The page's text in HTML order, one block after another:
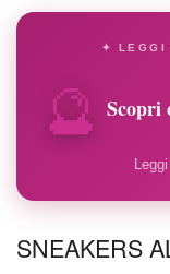
🔮
✦ LEGGI
Scopri
SNEAKERS